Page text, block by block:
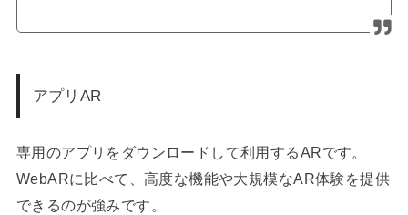
アプリAR
専用のアプリをダウンロードして利用するARです。
WebARに比べて、高度な機能や大規模なAR体験を提供
できるのが強みです。